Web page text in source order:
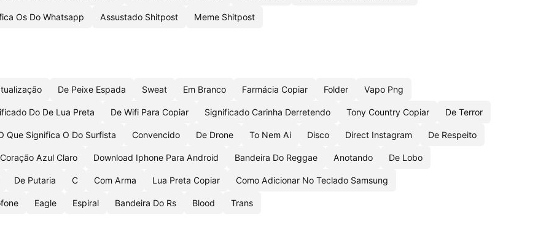
Os Do Whatsapp Assustado Shitpost Meme Shitpost
De Peixe Espada Sweat Em Branco Farmácia Copiar Folder Vapo Png
Do De Lua Preta De Wifi Para Copiar Significado Carinha Derretendo Tony Country Copiar De Terror
Que Significa O Do Surfista Convencido De Drone To Nem Ai Disco Direct Instagram De Respeito
Azul Claro Download Iphone Para Android Bandeira Do Reggae Anotando De Lobo
De Putaria C Com Arma Lua Preta Copiar Como Adicionar No Teclado Samsung
Eagle Espiral Bandeira Do Rs Blood Trans